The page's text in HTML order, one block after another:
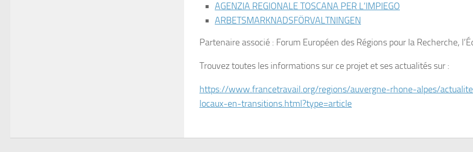
AGENZIA REGIONALE TOSCANA PER L’IMPIEGO
ARBETSMARKNADSFÖRVALTNINGEN
Partenaire associé : Forum Européen des Régions pour la Recherche,
Trouvez toutes les informations sur ce projet et ses actualités sur :
https://www.francetravail.org/regions/auvergne-rhone-alpes/
locaux-en-transitions.html?type=article